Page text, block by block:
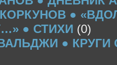
●
● СТИХИ (0)
● КРУГИ